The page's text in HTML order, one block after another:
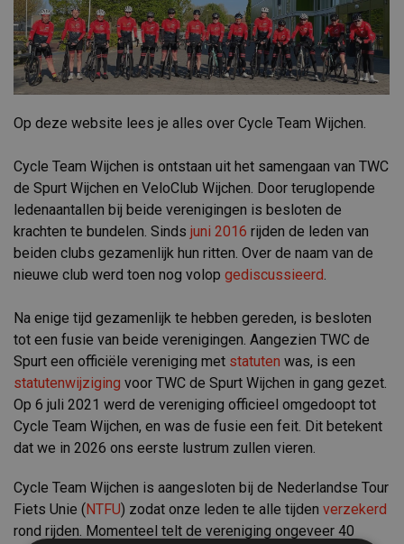
Op deze website lees je alles over Cycle Team Wijchen.
Cycle Team Wijchen is ontstaan uit het samengaan van TWC
de Spurt Wijchen en VeloClub Wijchen. Door teruglopende
ledenaantallen bij beide verenigingen is besloten de
krachten te bundelen. Sinds juni 2016 rijden de leden van
beiden clubs gezamenlijk hun ritten. Over de naam van de
nieuwe club werd toen nog volop gediscussieerd.
Na enige tijd gezamenlijk te hebben gereden, is besloten
tot een fusie van beide verenigingen. Aangezien TWC de
Spurt een officiële vereniging met statuten was, is een
statutenwijziging voor TWC de Spurt Wijchen in gang gezet.
Op 6 juli 2021 werd de vereniging officieel omgedoopt tot
Cycle Team Wijchen, en was de fusie een feit. Dit betekent
dat we in 2026 ons eerste lustrum zullen vieren.
Cycle Team Wijchen is aangesloten bij de Nederlandse Tour
Fiets Unie (NTFU) zodat onze leden te alle tijden verzekerd
rond rijden. Momenteel telt de vereniging ongeveer 40